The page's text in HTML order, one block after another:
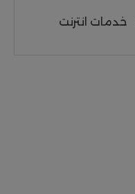
خدمات انترنت